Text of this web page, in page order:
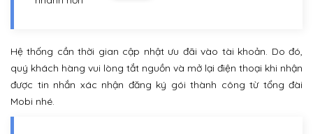
Hệ thống cần thời gian cập nhật ưu đãi vào tài khoản. Do đó,
quý khách hàng vui lòng tắt nguồn và mở lại điện thoại khi nhận
được tin nhắn xác nhận đăng ký gói thành công từ tổng đài
Mobi nhé.